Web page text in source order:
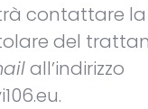
contattare la
del
all’indirizzo
.